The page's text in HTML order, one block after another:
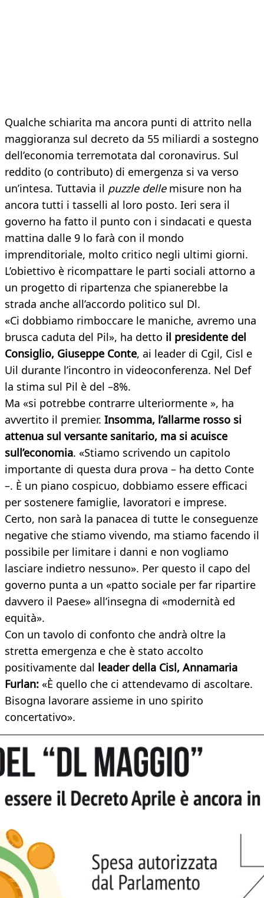
Qualche schiarita ma ancora punti di attrito nella
maggioranza sul decreto da 55 miliardi a sostegno
dell’economia terremotata dal coronavirus. Sul
reddito (o contributo) di emergenza si va verso
un’intesa. Tuttavia il puzzle dellemisure non ha
ancora tutti i tasselli al loro posto. Ieri sera il
governo ha fatto il punto con i sindacati e questa
mattina dalle 9 lo farà con il mondo
imprenditoriale, molto critico negli ultimi giorni.
L’obiettivo è ricompattare le parti sociali attorno a
un progetto di ripartenza che spianerebbe la
strada anche all’accordo politico sul Dl.
«Ci dobbiamo rimboccare le maniche, avremo una
brusca caduta del Pil», ha detto il presidente del
Consiglio, Giuseppe Conte, ai leader di Cgil, Cisl e
Uil durante l’incontro in videoconferenza. Nel Def
la stima sul Pil è del –8%.
Ma «si potrebbe contrarre ulteriormente », ha
avvertito il premier. Insomma, l’allarme rosso si
attenua sul versante sanitario, ma si acuisce
sull’economia. «Stiamo scrivendo un capitolo
importante di questa dura prova – ha detto Conte
–. È un piano cospicuo, dobbiamo essere efficaci
per sostenere famiglie, lavoratori e imprese.
Certo, non sarà la panacea di tutte le conseguenze
negative che stiamo vivendo, ma stiamo facendo il
possibile per limitare i danni e non vogliamo
lasciare indietro nessuno». Per questo il capo del
governo punta a un «patto sociale per far ripartire
davvero il Paese» all’insegna di «modernità ed
equità».
Con un tavolo di confonto che andrà oltre la
stretta emergenza e che è stato accolto
positivamente dal leader della Cisl, Annamaria
Furlan: «È quello che ci attendevamo di ascoltare.
Bisogna lavorare assieme in uno spirito
concertativo».